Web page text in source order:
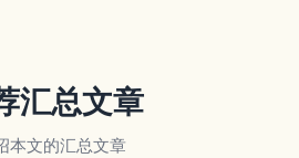
汇总文章
本文的汇总文章